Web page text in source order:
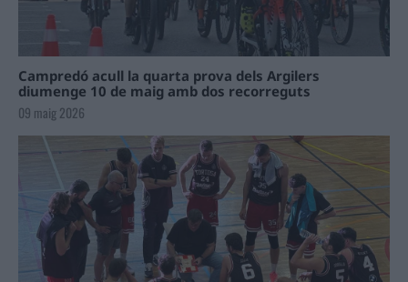
Campredó acull la quarta prova dels Argilers
diumenge 10 de maig amb dos recorreguts
09 maig 2026